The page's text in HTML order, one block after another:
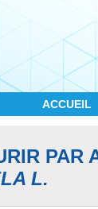
ACCUEIL
PAR
L.